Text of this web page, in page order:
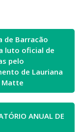
de Barracão
luto oficial de
pelo
de Lauriana
Matte
ANUAL DE